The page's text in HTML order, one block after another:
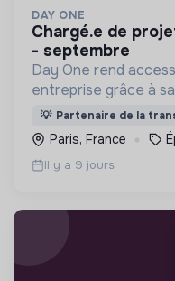
DAY ONE
chargé.e de projet solidaire (stage 6 mois)
- septembre
Day One rend
entreprise grâce à
solidaire regroupant
et +1000 actions à
environnemental !
💡 Partenaire de la
Paris, France
Il y a 9 jours